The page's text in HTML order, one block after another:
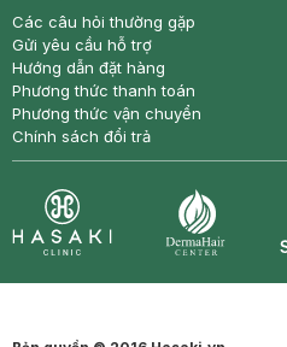
Các câu hỏi thường gặp
Gửi yêu cầu hỗ trợ
Hướng dẫn đặt hàng
Phương thức thanh toán
Phương thức vận chuyển
Chính sách đổi trả